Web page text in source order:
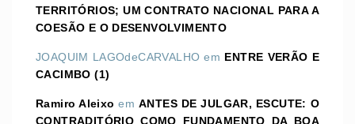
TERRITÓRIOS; UM CONTRATO NACIONAL PARA A
COESÃO E O DESENVOLVIMENTO
JOAQUIM LAGOdeCARVALHO em ENTRE VERÃO E
CACIMBO (1)
Ramiro Aleixo emANTES DE JULGAR, ESCUTE: O
CONTRADITÓRIO COMO FUNDAMENTO DA BOA